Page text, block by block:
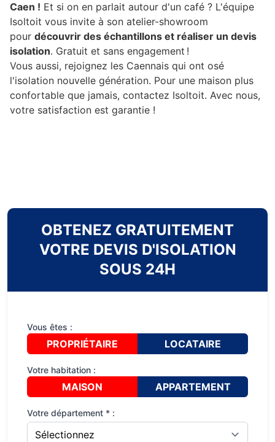
Caen ! Et si on en parlait autour d'un café ? L'équipe
Isoltoit vous invite à son atelier-showroom
pour découvrir des échantillons et réaliser un devis
isolation. Gratuit et sans engagement !
Vous aussi, rejoignez les Caennais qui ont osé
l'isolation nouvelle génération. Pour une maison plus
confortable que jamais, contactez Isoltoit. Avec nous,
votre satisfaction est garantie !
OBTENEZ GRATUITEMENT
VOTRE DEVIS D'ISOLATION
SOUS 24H
Vous êtes :
PROPRIÉTAIRE LOCATAIRE
Votre habitation :
MAISON APPARTEMENT
Votre département * :